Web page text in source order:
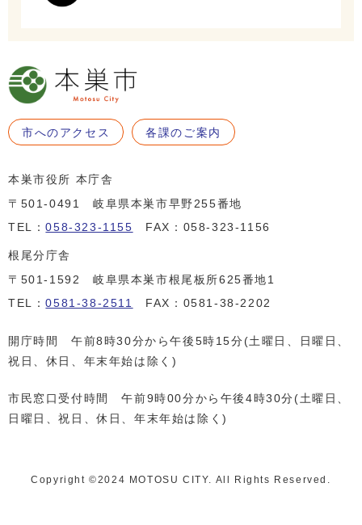
市へのアクセス 各課のご案内
本巣市役所 本庁舎
〒501-0491 岐阜県本巣市早野255番地
TEL：058-323-1155 FAX：058-323-1156
根尾分庁舎
〒501-1592 岐阜県本巣市根尾板所625番地1
TEL：0581-38-2511 FAX：0581-38-2202
開庁時間 午前8時30分から午後5時15分(土曜日、日曜日、
祝日、休日、年末年始は除く)
市民窓口受付時間 午前9時00分から午後4時30分(土曜日、
日曜日、祝日、休日、年末年始は除く)
Copyright ©️2024 MOTOSU CITY. All Rights Reserved.